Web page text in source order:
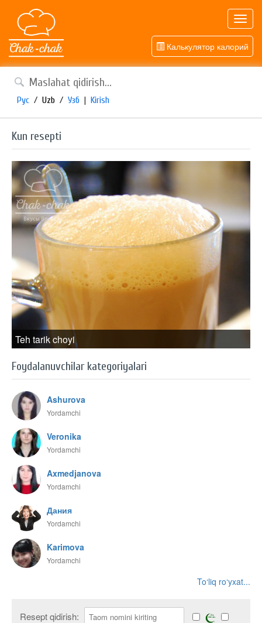
Калькулятор калорий
Рус / Uzb / Узб | Kirish
Kun resepti
Teh tarik choyi
Foydalanuvchilar kategoriyalari
Ashurova
Yordamchi
Veronika
Yordamchi
Axmedjanova
Yordamchi
Дания
Yordamchi
Karimova
Yordamchi
To‘liq ro‘yxat...
Resept qidirish: